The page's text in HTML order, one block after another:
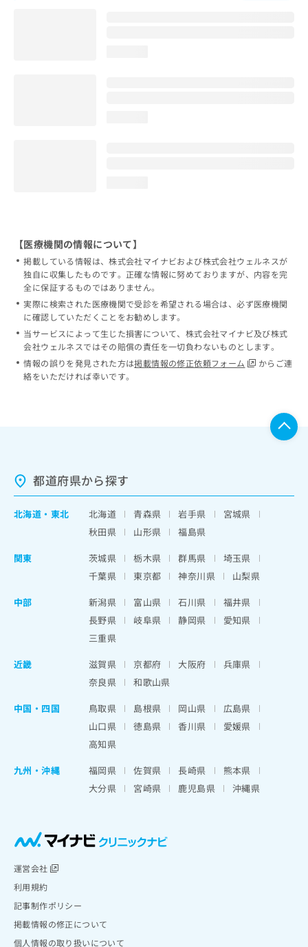
【医療機関の情報について】
掲載している情報は、株式会社マイナビおよび株式会社ウェルネスが
独自に収集したものです。正確な情報に努めておりますが、内容を完
全に保証するものではありません。
実際に検索された医療機関で受診を希望される場合は、必ず医療機関
に確認していただくことをお勧めします。
当サービスによって生じた損害について、株式会社マイナビ及び株式
会社ウェルネスではその賠償の責任を一切負わないものとします。
情報の誤りを発見された方は掲載情報の修正依頼フォーム
からご連
絡をいただければ幸いです。
都道府県から探す
北海道 ・ 東北 北海道 青森県 岩手県
宮城県
秋田県
山形県
福島県
関東
茨城県 栃木県 群馬県
埼玉県
千葉県
東京都 神奈川県
山梨県
中部
新潟県 富山県 石川県
福井県
長野県
岐阜県 静岡県
愛知県
三重県
近畿
滋賀県 京都府 大阪府
兵庫県
奈良県
和歌山県
中国・四国
鳥取県 島根県 岡山県
広島県
山口県
徳島県 香川県
愛媛県
高知県
九州・沖縄
福岡県 佐賀県 長崎県
熊本県
大分県
宮崎県 鹿児島県 沖縄県
運営会社
利用規約
記事制作ポリシー
掲載情報の修正について
個人情報の取り扱いについて